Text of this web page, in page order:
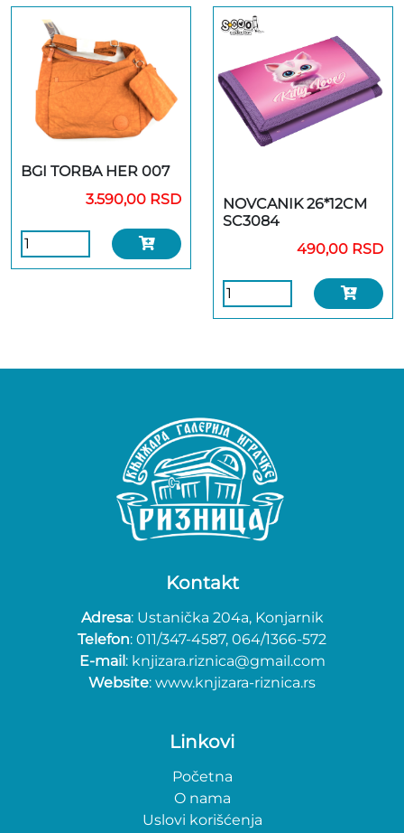
BGI TORBA HER 007
3.590,00 RSD
NOVCANIK 26*12CM
SC3084
490,00 RSD
Kontakt
Adresa: Ustanička 204a, Konjarnik
Telefon: 011/347-4587, 064/1366-572
E-mail: knjizara.riznica@gmail.com
Website: www.knjizara-riznica.rs
Linkovi
Početna
O nama
Uslovi korišćenja